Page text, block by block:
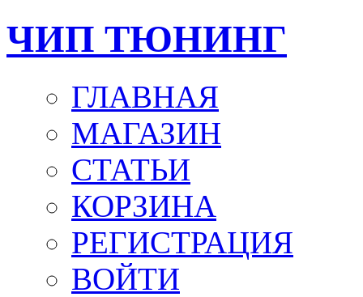
ЧИП ТЮНИНГ
ГЛАВНАЯ
МАГАЗИН
СТАТЬИ
КОРЗИНА
РЕГИСТРАЦИЯ
ВОЙТИ